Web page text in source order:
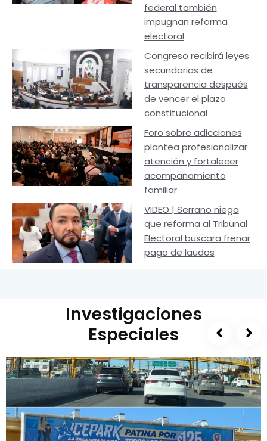
federal también
impugnan reforma
electoral
Congreso recibirá leyes
secundarias de
transparencia después
de vencer el plazo
constitucional
Foro sobre adicciones
plantea profesionalizar
atención y fortalecer
acompañamiento
familiar
VIDEO | Serrano niega
que reforma al Tribunal
Electoral buscara frenar
pago de laudos
Investigaciones
Especiales